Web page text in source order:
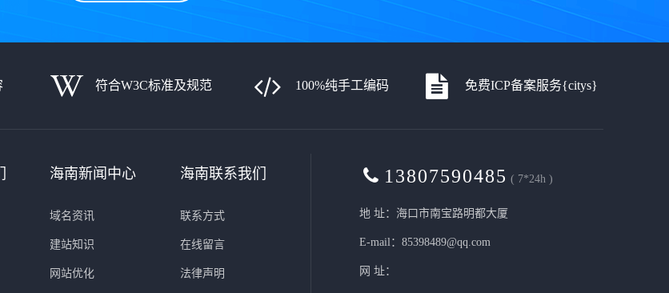
符合W3C标准及规范 100%纯手工编码 免费ICP备案服务{citys}
海南新闻中心
域名资讯
建站知识
网站优化
海南联系我们
联系方式
在线留言
法律声明
13807590485 ( 7*24h )
地 址：海口市南宝路明都大厦
E-mail：85398489@qq.com
网 址：